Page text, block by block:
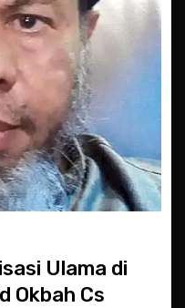
Ulama di
Okbah Cs